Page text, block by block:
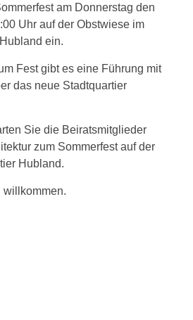
am Donnerstag den
Uhr auf der Obstwiese im
ein.
Fest gibt es eine Führung mit
das neue Stadtquartier
Sie die Beiratsmitglieder
zum Sommerfest auf der
Hubland.
willkommen.